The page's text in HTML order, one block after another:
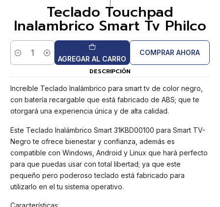
Teclado Touchpad
Inalambrico Smart Tv Philco
Cantidad AGREGAR AL CARRO
COMPRAR AHORA
DESCRIPCIÓN
Increíble Teclado Inalámbrico para smart tv de color negro,
con batería recargable que está fabricado de ABS; que te
otorgará una experiencia única y de alta calidad.
Este Teclado Inalámbrico Smart 31KBD00100 para Smart TV-
Negro te ofrece bienestar y confianza, además es
compatible con Windows, Android y Linux que hará perfecto
para que puedas usar con total libertad; ya que este
pequeño pero poderoso teclado está fabricado para
utilizarlo en el tu sistema operativo.